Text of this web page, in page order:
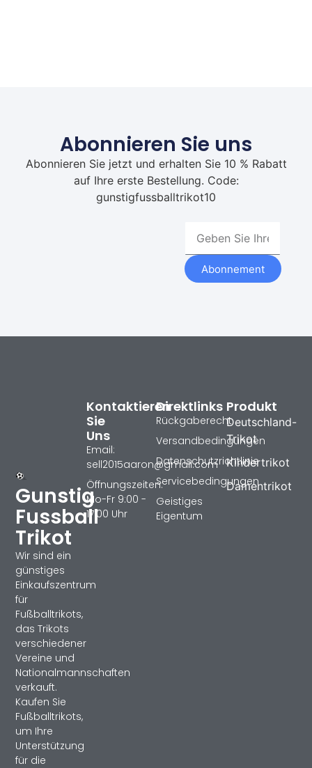
Abonnieren Sie uns
Abonnieren Sie jetzt und erhalten Sie 10 % Rabatt
auf Ihre erste Bestellung. Code:
gunstigfussballtrikot10
Abonnement
Gunstig
Fussball
Trikot
Wir sind ein
günstiges
Einkaufszentrum
für
Fußballtrikots,
das Trikots
verschiedener
Vereine und
Nationalmannschaften
verkauft.
Kaufen Sie
Fußballtrikots,
um Ihre
Unterstützung
für die
Produkt
Deutschland-
Trikot
Kindertrikot
Damentrikot
Direktlinks
Rückgaberecht
Versandbedingungen
Datenschutzrichtlinie
Servicebedingungen
Geistiges
Eigentum
Kontaktieren
Sie
Uns
Email:
sell2015aaron@gmail.com
Öffnungszeiten:
Mo-Fr 9:00 -
17:00 Uhr